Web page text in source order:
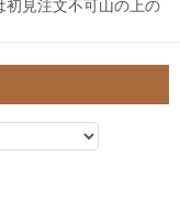
初見注文不可山の上の